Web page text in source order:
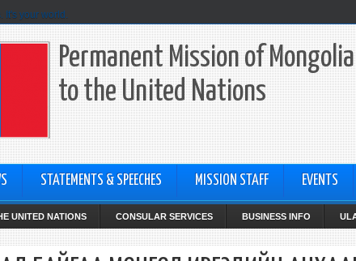
It's your world.
Permanent Mission of Mongolia
to the United Nations
STATEMENTS & SPEECHES MISSION STAFF EVENTS
UNITED NATIONS CONSULAR SERVICES BUSINESS INFO